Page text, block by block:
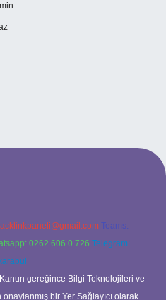
Teams:
0262 606 0 726 Telegram:
gereğince Bilgi Teknolojileri ve
bir Yer Sağlayıcı olarak